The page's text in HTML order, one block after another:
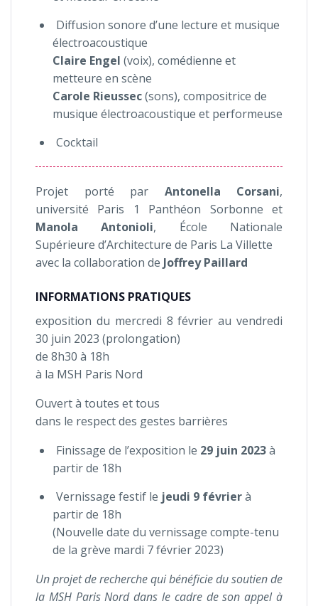
Diffusion sonore d’une lecture et musique
électroacoustique
Claire Engel (voix), comédienne et
metteure en scène
Carole Rieussec(sons), compositrice de
musique électroacoustique et performeuse
Cocktail
Projet porté par Antonella Corsani,
université Paris 1 Panthéon Sorbonne et
Manola Antonioli, École Nationale
Supérieure d’Architecture de Paris La Villette
avec la collaboration de Joffrey Paillard
INFORMATIONS PRATIQUES
exposition du mercredi 8 février au vendredi
30 juin 2023 (prolongation)
de 8h30 à 18h
à la MSH Paris Nord
Ouvert à toutes et tous
dans le respect des gestes barrières
Finissage de l’exposition le 29 juin 2023à
partir de 18h
Vernissage festif le jeudi 9 févrierà
partir de 18h
(Nouvelle date du vernissage compte-tenu
de la grève mardi 7 février 2023)
Un projet de recherche qui bénéficie du soutien de
la MSH Paris Nord dans le cadre de son appel à